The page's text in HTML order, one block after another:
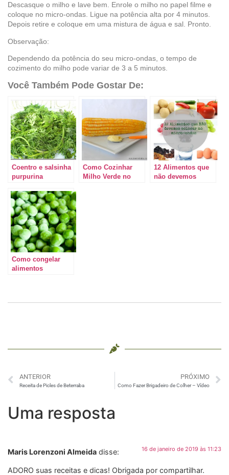
Descasque o milho e lave bem. Enrole o milho no papel filme e
coloque no micro-ondas. Ligue na potência alta por 4 minutos.
Depois retire e coloque em uma mistura de água e sal. Pronto.
Observação:
Dependendo da potência do seu micro-ondas, o tempo de
cozimento do milho pode variar de 3 a 5 minutos.
Você Também Pode Gostar De:
Coentro e salsinha
purpurina
Como Cozinhar
Milho Verde no
12 Alimentos que
não devemos
Como congelar
alimentos
ANTERIOR
Receita de Picles de Beterraba
PRÓXIMO
Como Fazer Brigadeiro de Colher – Vídeo
Uma resposta
Maris Lorenzoni Almeida disse: 16 de janeiro de 2019 às 11:23
ADORO suas receitas e dicas! Obrigada por compartilhar.